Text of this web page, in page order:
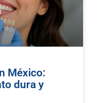
México:
dura y